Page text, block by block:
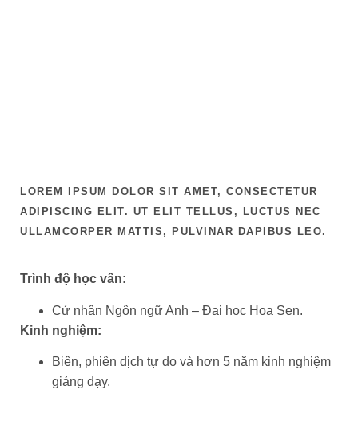
LOREM IPSUM DOLOR SIT AMET, CONSECTETUR
ADIPISCING ELIT. UT ELIT TELLUS, LUCTUS NEC
ULLAMCORPER MATTIS, PULVINAR DAPIBUS LEO.
Trình độ học vấn:
Cử nhân Ngôn ngữ Anh – Đại học Hoa Sen.
Kinh nghiệm:
Biên, phiên dịch tự do và hơn 5 năm kinh nghiệm
giảng dạy.